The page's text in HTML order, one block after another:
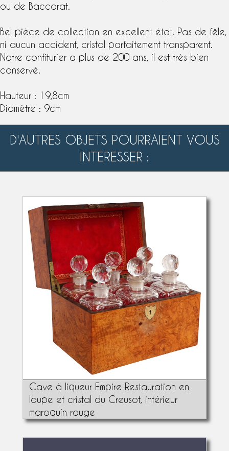
ou de Baccarat
Bel pièce de collection en excellent état. Pas de fêle,
ni aucun accident, cristal parfaitement transparent.
Notre confiturier a plus de 200 ans, il est très bien
conservé.
Hauteur : 19,8cm
Diamètre : 9cm
D'AUTRES OBJETS POURRAIENT VOUS
INTERESSER :
Cave à liqueur Empire Restauration en
loupe et cristal du Creusot, intérieur
maroquin rouge